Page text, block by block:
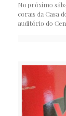
No próximo
corais da Casa
auditório do